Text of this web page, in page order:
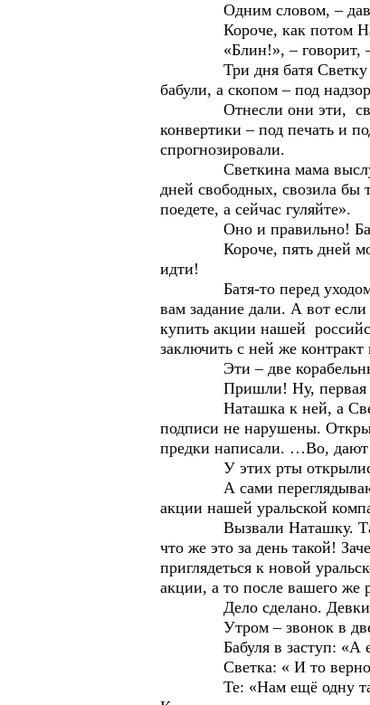
Одним словом, – давно
Короче, как потом
«Блин!», – говорит, –
Три дня батя Светку от
бабули, а скопом – под
Отнесли они эти, свои
конвертики – под печать и
спрогнозировали.
Светкина мама
дней свободных, свозила
поедете, а сейчас гуляйте».
Оно и правильно! Баба
Короче, пять дней
идти!
Батя-то перед уходом и
вам задание дали. А вот
купить акции нашей
заключить с ней же
Эти – две корабельных
Пришли! Ну, первая
Наташка к ней, а Светка
подписи не нарушены.
предки написали. …Во,
У этих рты открылись!
А сами переглядываются.
акции нашей уральской
Вызвали Наташку. Та же
что же это за день такой!
приглядеться к новой
акции, а то после вашего же
Дело сделано. Девки –
Утром – звонок в дверь –
Бабуля в заступ: «А
Светка: « И то
Те: «Нам ещё одну такую